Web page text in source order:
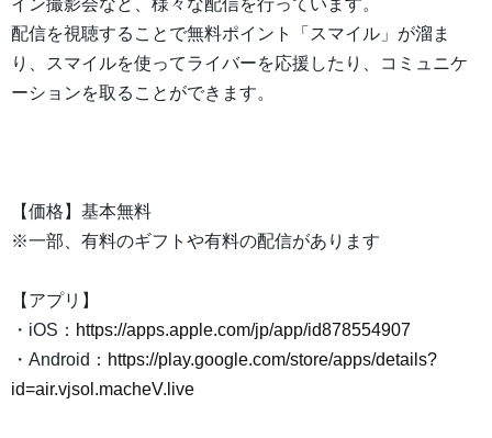
イン撮影会など、様々な配信を行っています。
配信を視聴することで無料ポイント「スマイル」が溜ま
り、スマイルを使ってライバーを応援したり、コミュニケ
ーションを取ることができます。
【価格】基本無料
※一部、有料のギフトや有料の配信があります
【アプリ】
・iOS： https://apps.apple.com/jp/app/id878554907
・Android： https://play.google.com/store/apps/details?
id=air.vjsol.macheV.live